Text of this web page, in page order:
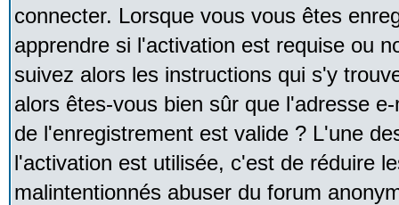
connecter. Lorsque vous vous êtes
apprendre si l'activation est requise ou
suivez alors les instructions qui s'y
alors êtes-vous bien sûr que l'adresse
de l'enregistrement est valide ? L'une
l'activation est utilisée, c'est de réduire
malintentionnés abuser du forum